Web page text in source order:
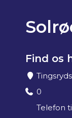
Find os
0
Telefon